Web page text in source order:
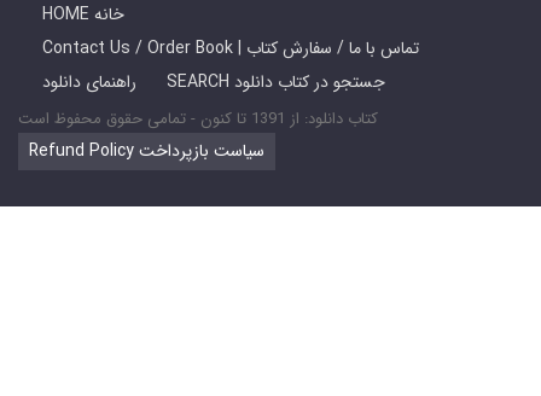
HOME خانه
Contact Us / Order Book | تماس با ما / سفارش کتاب
راهنمای دانلود
SEARCH جستجو در کتاب دانلود
کتاب دانلود: از 1391 تا کنون - تمامی حقوق محفوظ است
Refund Policy سیاست بازپرداخت